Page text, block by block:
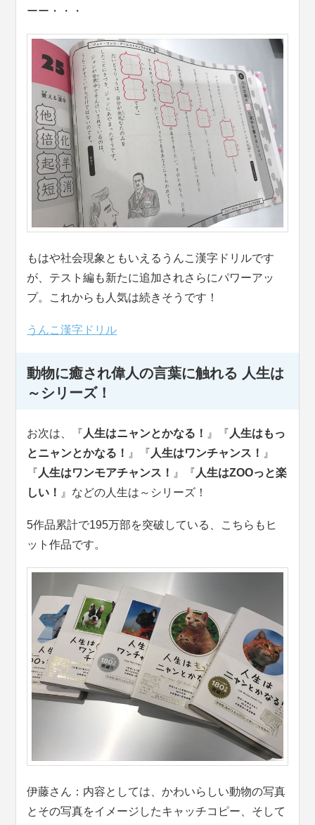
ーー・・・
もはや社会現象ともいえるうんこ漢字ドリルです
が、テスト編も新たに追加されさらにパワーアッ
プ。これからも人気は続きそうです！
うんこ漢字ドリル
動物に癒され偉人の言葉に触れる 人生は
～シリーズ！
お次は、『 人生はニャンとかなる！ 』『 人生はもっ
とニャンとかなる！ 』『 人生はワンチャンス！ 』
『 人生はワンモアチャンス！ 』『 人生はZOOっと楽
しい！ 』などの人生は～シリーズ！
5作品累計で195万部を突破している、こちらもヒ
ット作品です。
伊藤さん：内容としては、かわいらしい動物の写真
とその写真をイメージしたキャッチコピー、そして